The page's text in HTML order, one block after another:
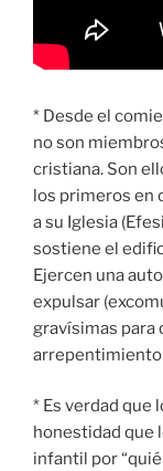
* Desde el
no son
cristiana. Son
los primeros en
a su Iglesia
sostiene el
Ejercen una
expulsar
gravísimas para
arrepentimiento
* Es verdad que
honestidad que
infantil por